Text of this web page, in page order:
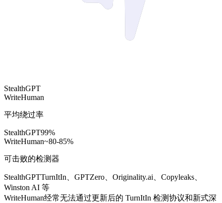
StealthGPT
WriteHuman
平均绕过率
StealthGPT99%
WriteHuman~80-85%
可击败的检测器
StealthGPTTurnItIn、GPTZero、Originality.ai、Copyleaks、
Winston AI 等
WriteHuman经常无法通过更新后的 TurnItIn 检测协议和新式深